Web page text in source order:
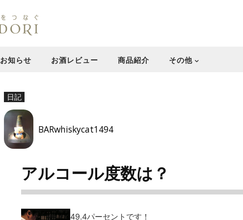
お知らせ お酒レビュー 商品紹介 その他
日記
BARwhiskycat1494
アルコール度数は？
49.4パーセントです！